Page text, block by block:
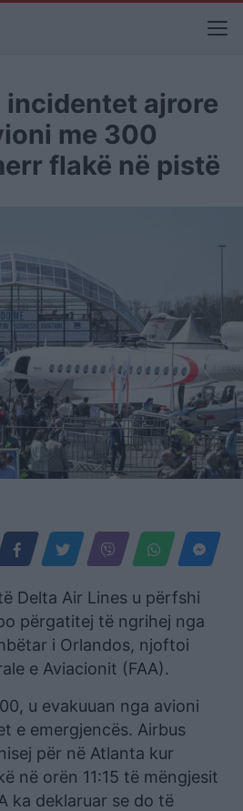
incidentet ajrore
me 300
flakë në pistë
Delta Air Lines u përfshi
përgatitej të ngrihej nga
i Orlandos, njoftoi
e Aviacionit (FAA).
u evakuuan nga avioni
e emergjencës. Airbus
për në Atlanta kur
në orën 11:15 të mëngjesit
ka deklaruar se do të